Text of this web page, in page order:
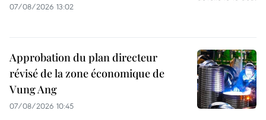
07/08/2026 13:02
Approbation du plan directeur
révisé de la zone économique de
Vung Ang
07/08/2026 10:45